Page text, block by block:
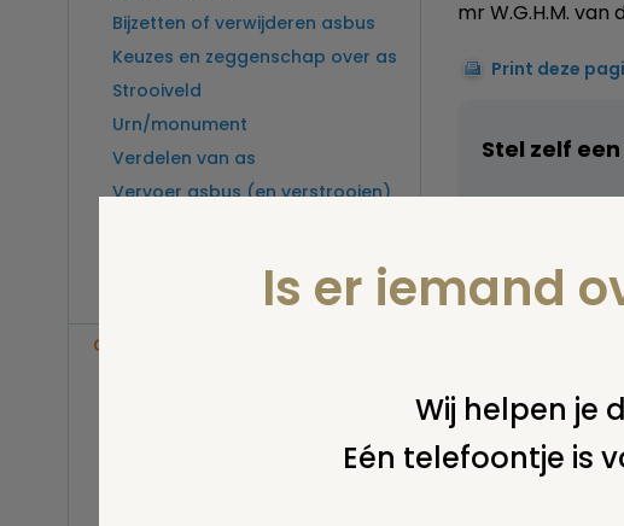
Bijzetten of verwijderen asbus
Keuzes en zeggenschap over as
Strooiveld
Urn/monument
Verdelen van as
Vervoer asbus (en verstrooien)
Overige
mr W.G.H.M. van
Print deze
Stel zelf
Is er iemand
Wij helpen je
Eén telefoontje is